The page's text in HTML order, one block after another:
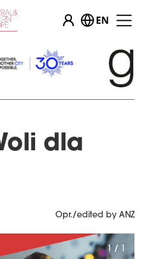
EN
dla
Opr./edited by ANZ
1 / 1